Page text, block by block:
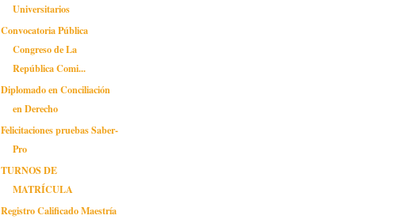
Universitarios
Convocatoria Pública
Congreso de La
República Comi...
Diplomado en Conciliación
en Derecho
Felicitaciones pruebas Saber-
Pro
TURNOS DE
MATRÍCULA
Registro Calificado Maestría